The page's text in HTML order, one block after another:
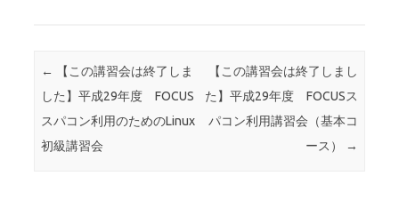
投稿ナビゲーション
←
【この講習会は終了しま
した】平成29年度 FOCUS
スパコン利用のためのLinux
初級講習会
【この講習会は終了しまし
た】平成29年度 FOCUSス
パコン利用講習会（基本コ
ース）
→